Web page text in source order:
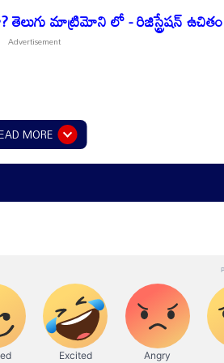
తెలుగు మాట్రిమోని లో - రిజిస్ట్రేషన్
MORE